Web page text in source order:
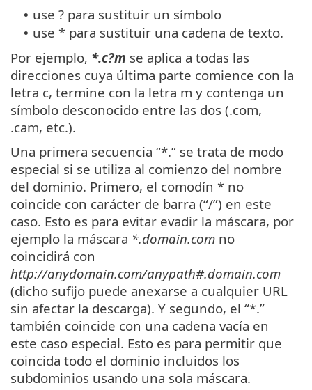
• use ? para sustituir un símbolo
• use * para sustituir una cadena de texto.
Por ejemplo, *.c?m se aplica a todas las
direcciones cuya última parte comience con la
letra c, termine con la letra m y contenga un
símbolo desconocido entre las dos (.com,
.cam, etc.).
Una primera secuencia “*.” se trata de modo
especial si se utiliza al comienzo del nombre
del dominio. Primero, el comodín * no
coincide con carácter de barra (“/”) en este
caso. Esto es para evitar evadir la máscara, por
ejemplo la máscara *.domain.com no
coincidirá con
http://anydomain.com/anypath#.domain.com
(dicho sufijo puede anexarse a cualquier URL
sin afectar la descarga). Y segundo, el “*.”
también coincide con una cadena vacía en
este caso especial. Esto es para permitir que
coincida todo el dominio incluidos los
subdominios usando una sola máscara.